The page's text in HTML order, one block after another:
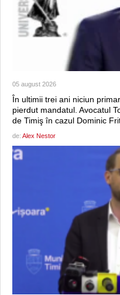
05 august 2026
În ultimii trei ani niciun
pierdut mandatul. Avocatul
de Timiş în cazul Dominic
de: Alex Nestor